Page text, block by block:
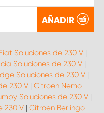
AÑADIR
Soluciones de 230 V |
Soluciones de 230 V |
Soluciones de 230 V |
230 V | Citroen Nemo
Soluciones de 230 V |
230 V | Citroen Berlingo